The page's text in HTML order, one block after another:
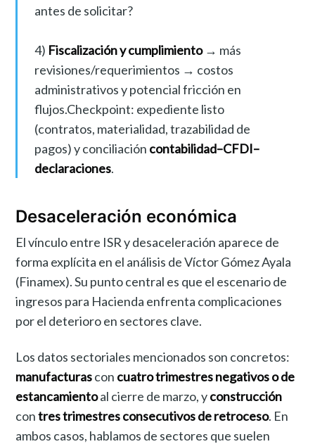
antes de solicitar?
4) Fiscalización y cumplimiento→ más
revisiones/requerimientos → costos
administrativos y potencial fricción en
flujos.Checkpoint: expediente listo
(contratos, materialidad, trazabilidad de
pagos) y conciliación contabilidad–CFDI–
declaraciones.
Desaceleración económica
El vínculo entre ISR y desaceleración aparece de
forma explícita en el análisis de Víctor Gómez Ayala
(Finamex). Su punto central es que el escenario de
ingresos para Hacienda enfrenta complicaciones
por el deterioro en sectores clave.
Los datos sectoriales mencionados son concretos:
manufacturascon cuatro trimestres negativos o de
estancamientoal cierre de marzo, yconstrucción
contres trimestres consecutivos de retroceso. En
ambos casos, hablamos de sectores que suelen